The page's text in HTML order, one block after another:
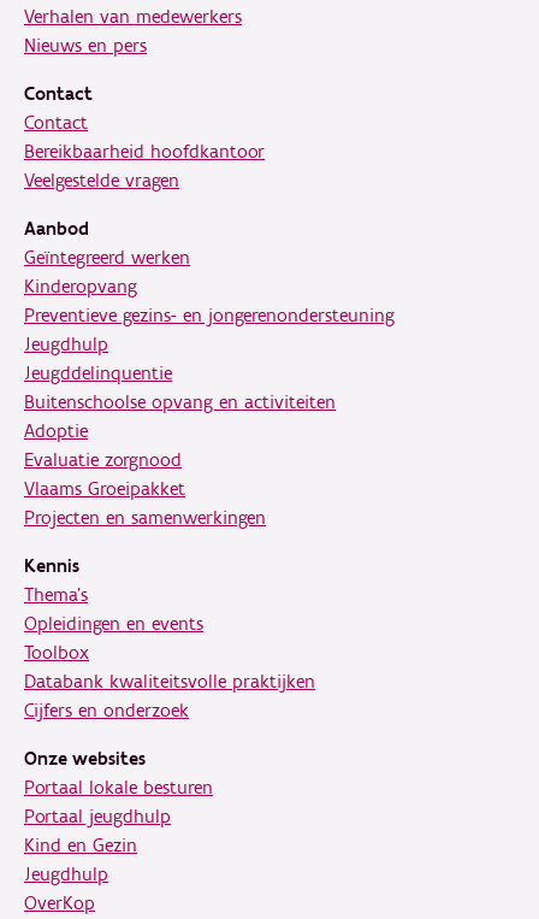
Verhalen van medewerkers
Nieuws en pers
Contact
Contact
Bereikbaarheid hoofdkantoor
Veelgestelde vragen
Aanbod
Geïntegreerd werken
Kinderopvang
Preventieve gezins- en jongerenondersteuning
Jeugdhulp
Jeugddelinquentie
Buitenschoolse opvang en activiteiten
Adoptie
Evaluatie zorgnood
Vlaams Groeipakket
Projecten en samenwerkingen
Kennis
Thema's
Opleidingen en events
Toolbox
Databank kwaliteitsvolle praktijken
Cijfers en onderzoek
Onze websites
Portaal lokale besturen
Portaal jeugdhulp
Kind en Gezin
Jeugdhulp
OverKop